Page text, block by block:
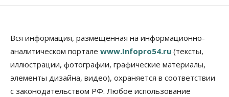
07 Августа 2026, 12:35
Общество
Синоптики рассказали о погоде в Новосибирске
на выходных
07 Августа 2026, 12:00
Вся информация, размещенная на информационно-
аналитическом портале www.Infopro54.ru (тексты,
иллюстрации, фотографии, графические материалы,
элементы дизайна, видео), охраняется в соответствии
с законодательством РФ. Любое использование